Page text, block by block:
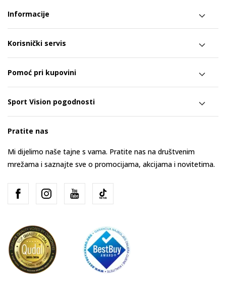
Informacije
Korisnički servis
Pomoć pri kupovini
Sport Vision pogodnosti
Pratite nas
Mi dijelimo naše tajne s vama. Pratite nas na društvenim
mrežama i saznajte sve o promocijama, akcijama i novitetima.